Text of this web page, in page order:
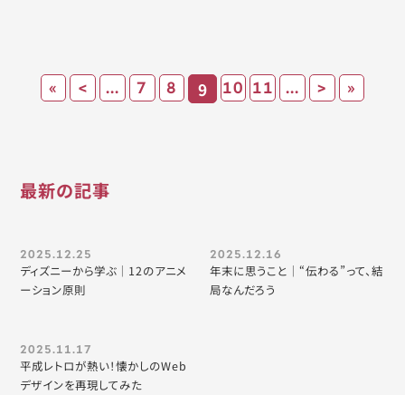
« < ... 7 8 9 10 11 ... > »
最新の記事
2025.12.25
ディズニーから学ぶ｜12のアニメ
ーション原則
2025.12.16
年末に思うこと｜“伝わる”って、結
局なんだろう
2025.11.17
平成レトロが熱い！懐かしのWeb
デザインを再現してみた